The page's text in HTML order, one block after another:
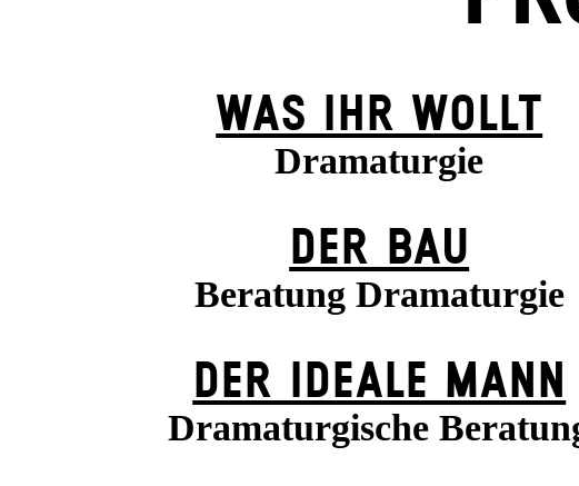
WAS IHR WOLLT
Dramaturgie
DER BAU
Beratung Dramaturgie
DER IDEALE MANN
Dramaturgische